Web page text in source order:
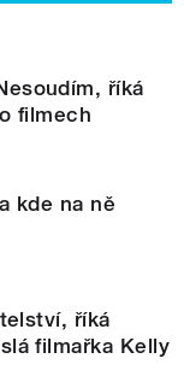
říká
filmech
kde na ně
říká
filmařka Kelly